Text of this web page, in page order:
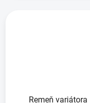
Remeň variátora